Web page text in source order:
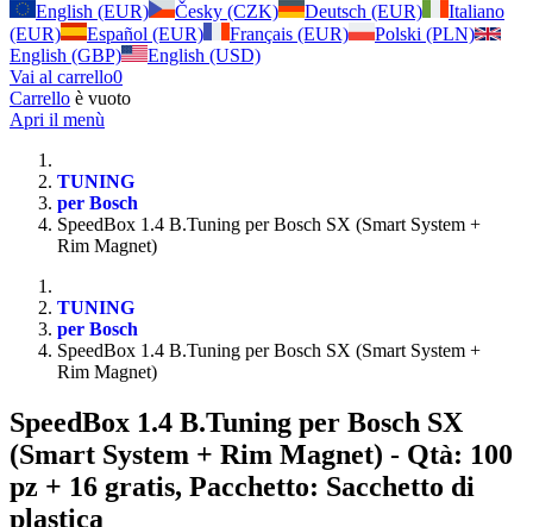
English (EUR)
Česky (CZK) Deutsch (EUR)
Italiano
(EUR)
Español (EUR) Français (EUR)
Polski (PLN)
English (GBP)
English (USD)
Vai al carrello0
Carrello è vuoto
Apri il menù
TUNING
per Bosch
SpeedBox 1.4 B.Tuning per Bosch SX (Smart System +
Rim Magnet)
TUNING
per Bosch
SpeedBox 1.4 B.Tuning per Bosch SX (Smart System +
Rim Magnet)
SpeedBox 1.4 B.Tuning per Bosch SX
(Smart System + Rim Magnet) - Qtà: 100
pz + 16 gratis, Pacchetto: Sacchetto di
plastica